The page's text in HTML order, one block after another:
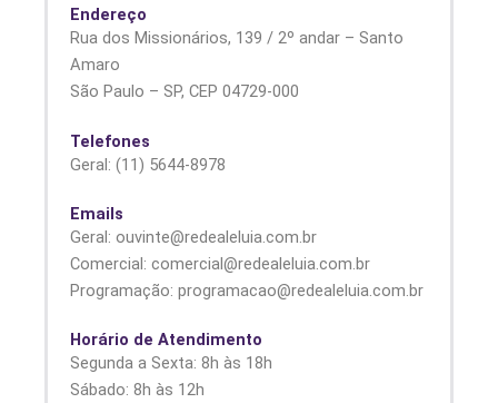
Endereço
Rua dos Missionários, 139 / 2º andar – Santo
Amaro
São Paulo – SP, CEP 04729-000
Telefones
Geral: (11) 5644-8978
Emails
Geral: ouvinte@redealeluia.com.br
Comercial: comercial@redealeluia.com.br
Programação: programacao@redealeluia.com.br
Horário de Atendimento
Segunda a Sexta: 8h às 18h
Sábado: 8h às 12h